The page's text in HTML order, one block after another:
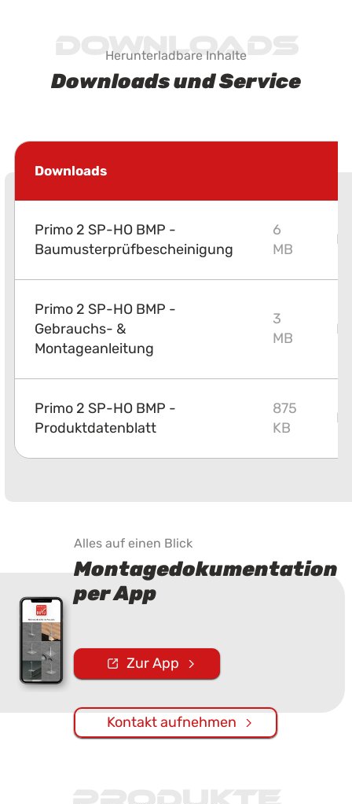
Downloads
Herunterladbare Inhalte
Downloads und Service
Downloads
Primo 2 SP-HO BMP -
Baumusterprüfbescheinigung
6
MB
Primo 2 SP-HO BMP -
Gebrauchs- &
Montageanleitung
3
MB
Primo 2 SP-HO BMP -
Produktdatenblatt
875
KB
Alles auf einen Blick
Montagedokumentation
per App
Zur App
Kontakt aufnehmen